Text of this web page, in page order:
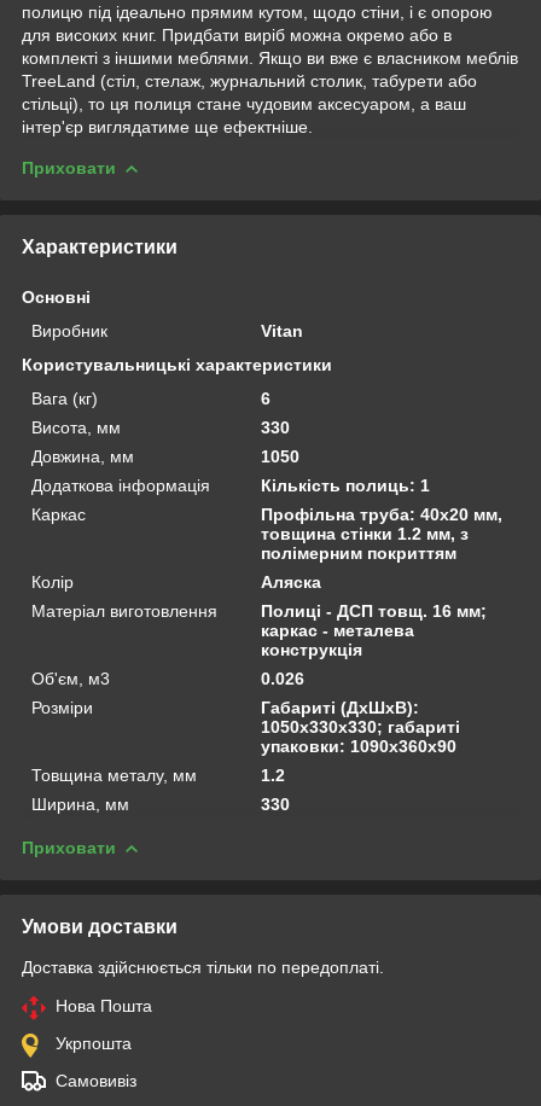
полицю під ідеально прямим кутом, щодо стіни, і є опорою
для високих книг. Придбати виріб можна окремо або в
комплекті з іншими меблями. Якщо ви вже є власником меблів
TreeLand (стіл, стелаж, журнальний столик, табурети або
стільці), то ця полиця стане чудовим аксесуаром, а ваш
інтер'єр виглядатиме ще ефектніше.
Приховати
Характеристики
Основні
Виробник
Vitan
Користувальницькі характеристики
Вага (кг)
6
Висота, мм
330
Довжина, мм
1050
Додаткова інформація
Кількість полиць: 1
Каркас
Профільна труба: 40х20 мм,
товщина стінки 1.2 мм, з
полімерним покриттям
Колір
Аляска
Матеріал виготовлення
Полиці - ДСП товщ. 16 мм;
каркас - металева
конструкція
Об'єм, м3
0.026
Розміри
Габариті (ДхШхВ):
1050х330х330; габариті
упаковки: 1090х360х90
Товщина металу, мм
1.2
Ширина, мм
330
Приховати
Умови доставки
Доставка здійснюється тільки по передоплаті.
Нова Пошта
Укрпошта
Самовивіз